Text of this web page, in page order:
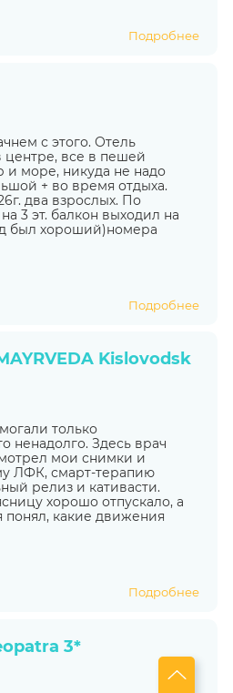
Подробнее
с этого. Отель
все в пешей
и море, никуда не надо
+ во время отдыха.
два взрослых. По
3 эт. балкон выходил на
был хороший)номера
Подробнее
Kislovodsk
только
ненадолго. Здесь врач
мои снимки и
ЛФК, смарт-терапию
релиз и кативасти.
хорошо отпускало, а
понял, какие движения
Подробнее
3*